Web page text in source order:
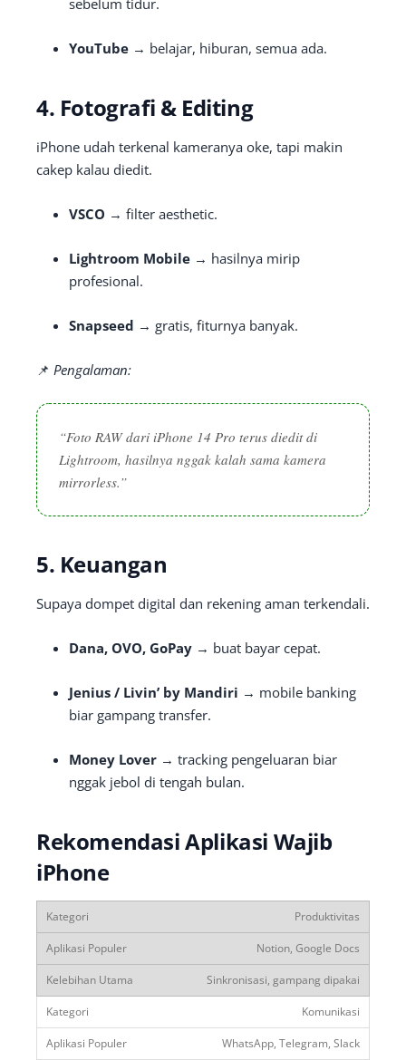
YouTube → belajar, hiburan, semua ada.
4. Fotografi & Editing
iPhone udah terkenal kameranya oke, tapi makin
cakep kalau diedit.
VSCO → filter aesthetic.
Lightroom Mobile → hasilnya mirip
profesional.
Snapseed → gratis, fiturnya banyak.
📌 Pengalaman:
“Foto RAW dari iPhone 14 Pro terus diedit di
Lightroom, hasilnya nggak kalah sama kamera
mirrorless.”
5. Keuangan
Supaya dompet digital dan rekening aman terkendali.
Dana, OVO, GoPay → buat bayar cepat.
Jenius / Livin’ by Mandiri → mobile banking
biar gampang transfer.
Money Lover → tracking pengeluaran biar
nggak jebol di tengah bulan.
Rekomendasi Aplikasi Wajib
iPhone
Produktivitas
Notion, Google Docs
Sinkronisasi, gampang dipakai
Komunikasi
WhatsApp, Telegram, Slack